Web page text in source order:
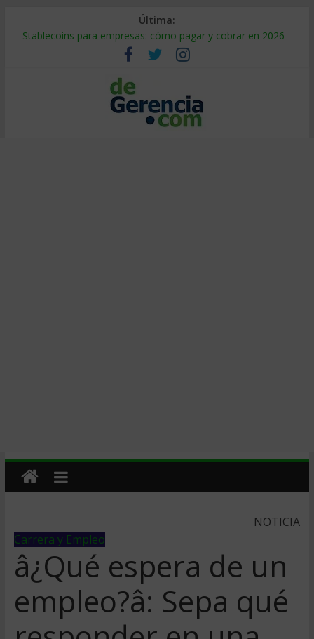
Última:
Stablecoins para empresas: cómo pagar y cobrar en 2026
Despido silencioso: qué es y por qué sale tan caro
IA en selección de personal: cómo auditarla a tiempo
Trabajo forzoso en la cadena de suministro: qué hacer
Mercado hispano de EE. UU.: cómo segmentarlo y venderle
NOTICIA
Carrera y Empleo
â¿Qué espera de un
empleo?â: Sepa qué